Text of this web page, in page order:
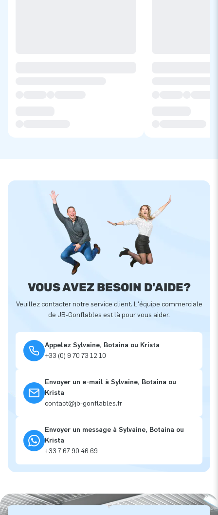
VOUS AVEZ BESOIN D'AIDE?
Veuillez contacter notre service client. L'équipe commerciale
de JB-Gonflables est là pour vous aider.
Appelez Sylvaine, Botaina ou Krista
+33 (0) 9 70 73 12 10
Envoyer un e-mail à Sylvaine, Botaina ou
Krista
contact@jb-gonflables.fr
Envoyer un message à Sylvaine, Botaina ou
Krista
+33 7 67 90 46 69